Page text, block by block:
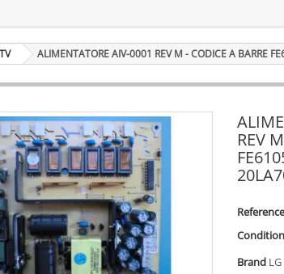
ALIMENTATORE AIV-0001 REV M - CODICE A BARRE
REV
Brand LG